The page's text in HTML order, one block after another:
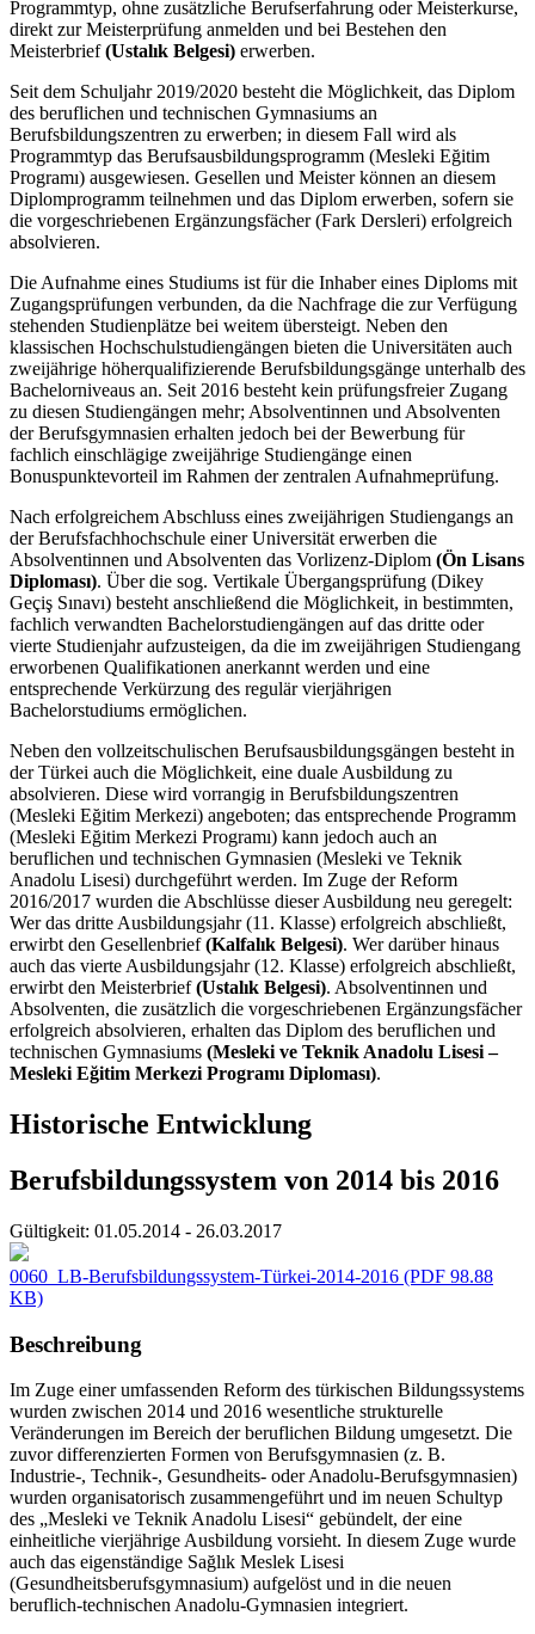
Programmtyp, ohne zusätzliche Berufserfahrung oder Meisterkurse,
direkt zur Meisterprüfung anmelden und bei Bestehen den
Meisterbrief(Ustalık Belgesi) erwerben.
Seit dem Schuljahr 2019/2020 besteht die Möglichkeit, das Diplom
des beruflichen und technischen Gymnasiums an
Berufsbildungszentren zu erwerben; in diesem Fall wird als
Programmtyp das Berufsausbildungsprogramm (Mesleki Eğitim
Programı) ausgewiesen. Gesellen und Meister können an diesem
Diplomprogramm teilnehmen und das Diplom erwerben, sofern sie
die vorgeschriebenen Ergänzungsfächer (Fark Dersleri) erfolgreich
absolvieren.
Die Aufnahme eines Studiums ist für die Inhaber eines Diploms mit
Zugangsprüfungen verbunden, da die Nachfrage die zur Verfügung
stehenden Studienplätze bei weitem übersteigt. Neben den
klassischen Hochschulstudiengängen bieten die Universitäten auch
zweijährige höherqualifizierende Berufsbildungsgänge unterhalb des
Bachelorniveaus an. Seit 2016 besteht kein prüfungsfreier Zugang
zu diesen Studiengängen mehr; Absolventinnen und Absolventen
der Berufsgymnasien erhalten jedoch bei der Bewerbung für
fachlich einschlägige zweijährige Studiengänge einen
Bonuspunktevorteil im Rahmen der zentralen Aufnahmeprüfung.
Nach erfolgreichem Abschluss eines zweijährigen Studiengangs an
der Berufsfachhochschule einer Universität erwerben die
Absolventinnen und Absolventen das Vorlizenz-Diplom (Ön Lisans
Diploması). Über die sog. Vertikale Übergangsprüfung (Dikey
Geçiş Sınavı) besteht anschließend die Möglichkeit, in bestimmten,
fachlich verwandten Bachelorstudiengängen auf das dritte oder
vierte Studienjahr aufzusteigen, da die im zweijährigen Studiengang
erworbenen Qualifikationen anerkannt werden und eine
entsprechende Verkürzung des regulär vierjährigen
Bachelorstudiums ermöglichen.
Neben den vollzeitschulischen Berufsausbildungsgängen besteht in
der Türkei auch die Möglichkeit, eine duale Ausbildung zu
absolvieren. Diese wird vorrangig in Berufsbildungszentren
(Mesleki Eğitim Merkezi) angeboten; das entsprechende Programm
(Mesleki Eğitim Merkezi Programı) kann jedoch auch an
beruflichen und technischen Gymnasien (Mesleki ve Teknik
Anadolu Lisesi) durchgeführt werden. Im Zuge der Reform
2016/2017 wurden die Abschlüsse dieser Ausbildung neu geregelt:
Wer das dritte Ausbildungsjahr (11. Klasse) erfolgreich abschließt,
erwirbt den Gesellenbrief(Kalfalık Belgesi). Wer darüber hinaus
auch das vierte Ausbildungsjahr (12. Klasse) erfolgreich abschließt,
erwirbt den Meisterbrief(Ustalık Belgesi). Absolventinnen und
Absolventen, die zusätzlich die vorgeschriebenen Ergänzungsfächer
erfolgreich absolvieren, erhalten das Diplom des beruflichen und
technischen Gymnasiums (Mesleki ve Teknik Anadolu Lisesi –
Mesleki Eğitim Merkezi Programı Diploması).
Historische Entwicklung
Berufsbildungssystem von 2014 bis 2016
Gültigkeit: 01.05.2014 - 26.03.2017
0060_LB-Berufsbildungssystem-Türkei-2014-2016 (PDF 98.88
KB)
Beschreibung
Im Zuge einer umfassenden Reform des türkischen Bildungssystems
wurden zwischen 2014 und 2016 wesentliche strukturelle
Veränderungen im Bereich der beruflichen Bildung umgesetzt. Die
zuvor differenzierten Formen von Berufsgymnasien (z. B.
Industrie-, Technik-, Gesundheits- oder Anadolu-Berufsgymnasien)
wurden organisatorisch zusammengeführt und im neuen Schultyp
des „Mesleki ve Teknik Anadolu Lisesi“ gebündelt, der eine
einheitliche vierjährige Ausbildung vorsieht. In diesem Zuge wurde
auch das eigenständige Sağlık Meslek Lisesi
(Gesundheitsberufsgymnasium) aufgelöst und in die neuen
beruflich-technischen Anadolu-Gymnasien integriert.